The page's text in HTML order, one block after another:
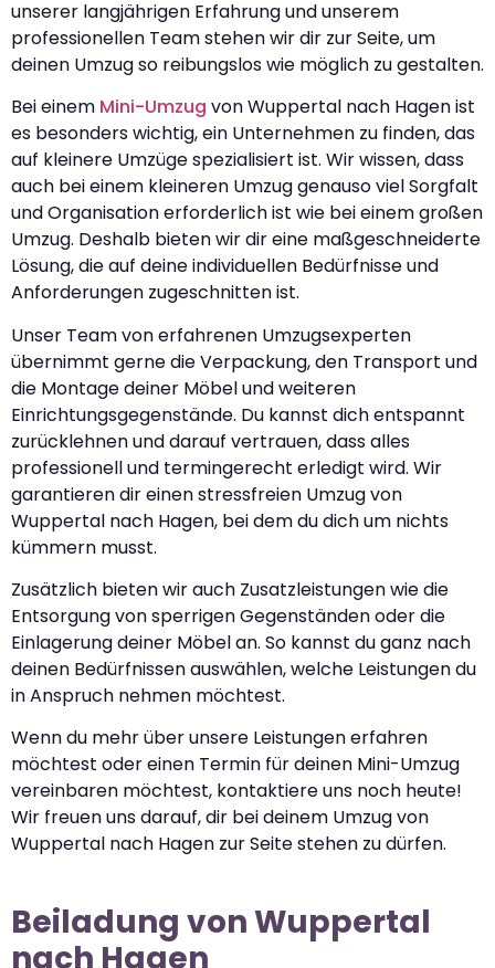
unserer langjährigen Erfahrung und unserem
professionellen Team stehen wir dir zur Seite, um
deinen Umzug so reibungslos wie möglich zu gestalten.
Bei einem Mini-Umzug von Wuppertal nach Hagen ist
es besonders wichtig, ein Unternehmen zu finden, das
auf kleinere Umzüge spezialisiert ist. Wir wissen, dass
auch bei einem kleineren Umzug genauso viel Sorgfalt
und Organisation erforderlich ist wie bei einem großen
Umzug. Deshalb bieten wir dir eine maßgeschneiderte
Lösung, die auf deine individuellen Bedürfnisse und
Anforderungen zugeschnitten ist.
Unser Team von erfahrenen Umzugsexperten
übernimmt gerne die Verpackung, den Transport und
die Montage deiner Möbel und weiteren
Einrichtungsgegenstände. Du kannst dich entspannt
zurücklehnen und darauf vertrauen, dass alles
professionell und termingerecht erledigt wird. Wir
garantieren dir einen stressfreien Umzug von
Wuppertal nach Hagen, bei dem du dich um nichts
kümmern musst.
Zusätzlich bieten wir auch Zusatzleistungen wie die
Entsorgung von sperrigen Gegenständen oder die
Einlagerung deiner Möbel an. So kannst du ganz nach
deinen Bedürfnissen auswählen, welche Leistungen du
in Anspruch nehmen möchtest.
Wenn du mehr über unsere Leistungen erfahren
möchtest oder einen Termin für deinen Mini-Umzug
vereinbaren möchtest, kontaktiere uns noch heute!
Wir freuen uns darauf, dir bei deinem Umzug von
Wuppertal nach Hagen zur Seite stehen zu dürfen.
Beiladung von Wuppertal
nach Hagen